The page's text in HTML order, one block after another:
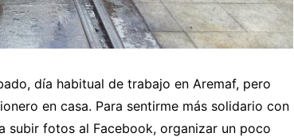
día habitual de trabajo en Aremaf, pero
en casa. Para sentirme más solidario con
subir fotos al Facebook, organizar un poco